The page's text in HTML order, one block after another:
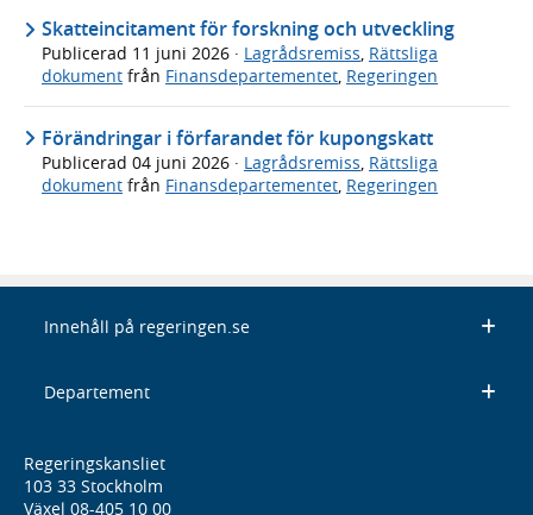
Skatteincitament för forskning och utveckling
Publicerad 11 juni 2026 · Lagrådsremiss, Rättsliga
dokument från Finansdepartementet, Regeringen
Förändringar i förfarandet för kupongskatt
Publicerad 04 juni 2026 · Lagrådsremiss, Rättsliga
dokument från Finansdepartementet, Regeringen
Innehåll på regeringen.se
Departement
Regeringskansliet
103 33 Stockholm
Växel 08-405 10 00